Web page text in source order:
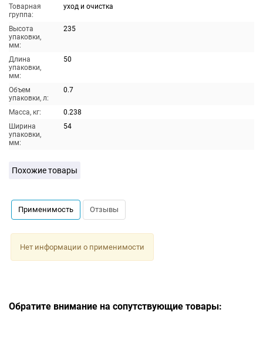
Товарная
группа:
уход и очистка
Высота
упаковки,
мм:
235
Длина
упаковки,
мм:
50
Объем
упаковки, л:
0.7
Масса, кг:
0.238
Ширина
упаковки,
мм:
54
Похожие товары
Применимость Отзывы
Нет информации о применимости
Обратите внимание на сопутствующие товары: